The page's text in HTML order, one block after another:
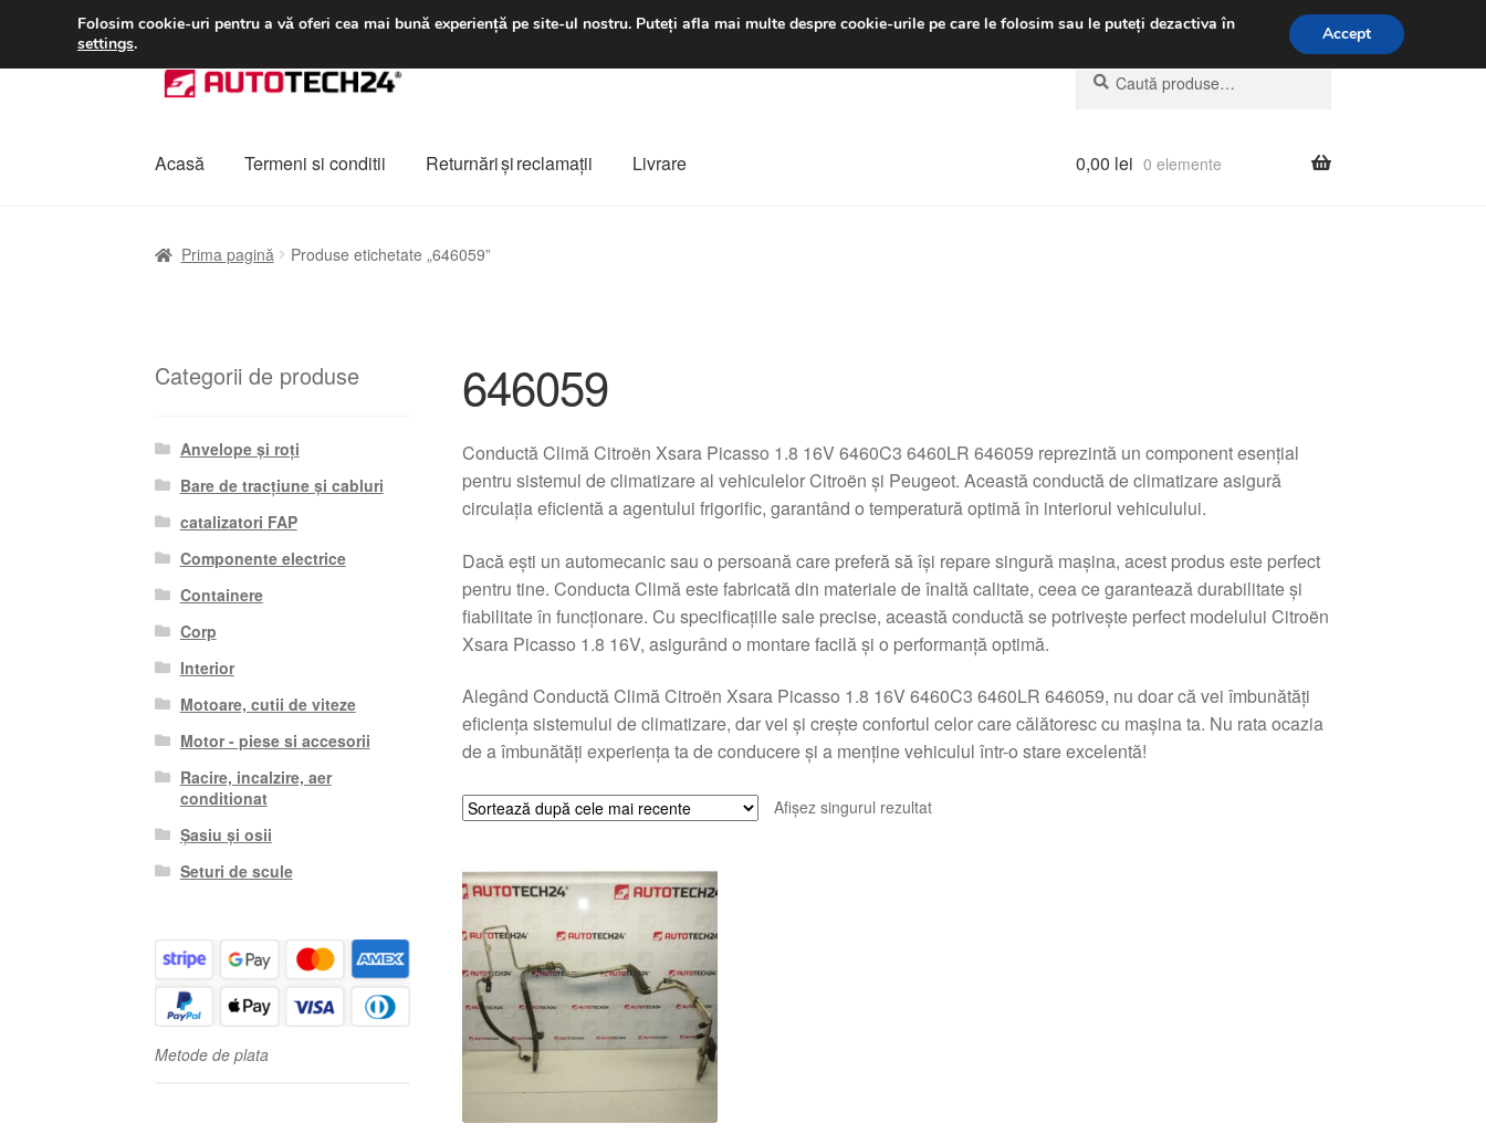
LIVRARE de la 33 lei luni-vineri 9 a.m. - 4 p.m.031 229 6816
Sari
la
Sari
la
Caută
după:
Caută
Acasă Termeni si conditii Returnări şi reclamații Livrare 0,00 lei 0 elemente
Prima pagină Produse etichetate „646059”
646059
Conductă Climă Citroën Xsara Picasso 1.8 16V 6460C3 6460LR 646059 reprezintă un component esențial
pentru sistemul de climatizare al vehiculelor Citroën și Peugeot. Această conductă de climatizare asigură
circulația eficientă a agentului frigorific, garantând o temperatură optimă în interiorul vehiculului.
Dacă ești un automecanic sau o persoană care preferă să își repare singură mașina, acest produs este perfect
pentru tine. Conducta Climă este fabricată din materiale de înaltă calitate, ceea ce garantează durabilitate și
fiabilitate în funcționare. Cu specificațiile sale precise, această conductă se potrivește perfect modelului Citroën
Xsara Picasso 1.8 16V, asigurând o montare facilă și o performanță optimă.
Alegând Conductă Climă Citroën Xsara Picasso 1.8 16V 6460C3 6460LR 646059, nu doar că vei îmbunătăți
eficiența sistemului de climatizare, dar vei și crește confortul celor care călătoresc cu mașina ta. Nu rata ocazia
de a îmbunătăți experiența ta de conducere și a menține vehiculul într-o stare excelentă!
Afișez singurul rezultat
Categorii de produse
Anvelope și roți
Bare de tracțiune și cabluri
catalizatori FAP
Componente electrice
Containere
Corp
Interior
Motoare, cutii de viteze
Motor - piese si accesorii
Racire, incalzire, aer
conditionat
Șasiu și osii
Seturi de scule
Metode de plata
Folosim cookie-uri pentru a vă oferi cea mai bună experiență pe site-ul nostru. Puteți afla mai multe despre cookie-urile pe care le folosim sau le puteți dezactiva în
settings. Accept